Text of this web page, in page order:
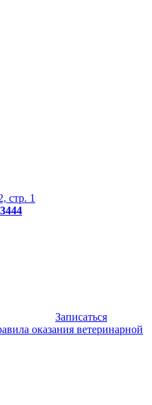
стр. 1
Записаться
оказания ветеринарной